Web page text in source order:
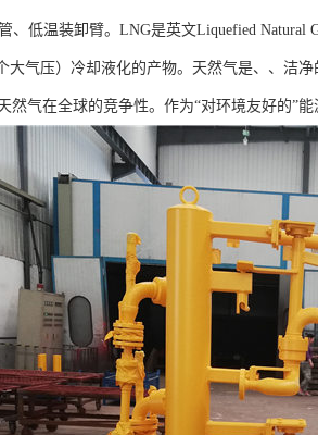
、低温装卸臂。LNG是英文Liquefied
大气压）冷却液化的产物。天然气是、、洁
然气在全球的竞争性。作为“对环境友好的”